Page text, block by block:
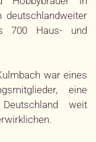
deutschlandweiter
700 Haus- und
war eines
eine
weit